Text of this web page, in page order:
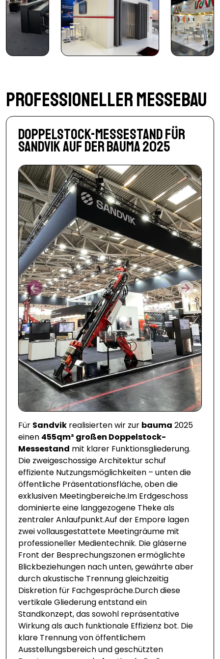
Professioneller Messebau
Doppelstock-Messestand für
Sandvik auf der bauma 2025
Next
Prev
Für Sandvik realisierten wir zur bauma 2025
einen 455qm² großen Doppelstock-
Messestand mit klarer Funktionsgliederung.
Die zweigeschossige Architektur schuf
effiziente Nutzungsmöglichkeiten – unten die
öffentliche Präsentationsfläche, oben die
exklusiven Meetingbereiche.Im Erdgeschoss
dominierte eine langgezogene Theke als
zentraler Anlaufpunkt.Auf der Empore lagen
zwei vollausgestattete Meetingräume mit
professioneller Medientechnik. Die gläserne
Front der Besprechungszonen ermöglichte
Blickbeziehungen nach unten, gewährte aber
durch akustische Trennung gleichzeitig
Diskretion für Fachgespräche.Durch diese
vertikale Gliederung entstand ein
Standkonzept, das sowohl repräsentative
Wirkung als auch funktionale Effizienz bot. Die
klare Trennung von öffentlichem
Ausstellungsbereich und geschützten